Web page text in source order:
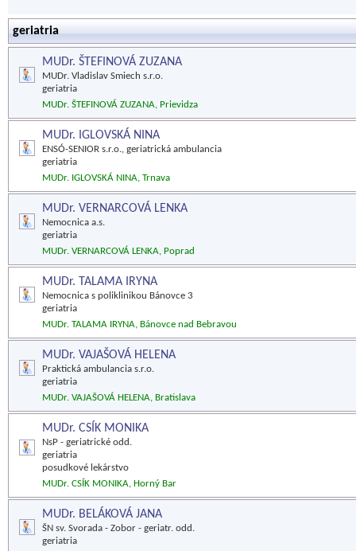
geriatria
MUDr. ŠTEFINOVÁ ZUZANA
MUDr. Vladislav Smiech s.r.o.
geriatria
MUDr. ŠTEFINOVÁ ZUZANA, Prievidza
MUDr. IGLOVSKÁ NINA
ENSÓ-SENIOR s.r.o., geriatrická ambulancia
geriatria
MUDr. IGLOVSKÁ NINA, Trnava
MUDr. VERNARCOVÁ LENKA
Nemocnica a.s.
geriatria
MUDr. VERNARCOVÁ LENKA, Poprad
MUDr. TALAMA IRYNA
Nemocnica s poliklinikou Bánovce 3
geriatria
MUDr. TALAMA IRYNA, Bánovce nad Bebravou
MUDr. VAJAŠOVÁ HELENA
Praktická ambulancia s.r.o.
geriatria
MUDr. VAJAŠOVÁ HELENA, Bratislava
MUDr. CSÍK MONIKA
NsP - geriatrické odd.
geriatria
posudkové lekárstvo
MUDr. CSÍK MONIKA, Horný Bar
MUDr. BELÁKOVÁ JANA
ŠN sv. Svorada - Zobor - geriatr. odd.
geriatria